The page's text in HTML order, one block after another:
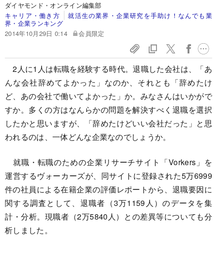
ダイヤモンド・オンライン編集部
キャリア・働き方
就活生の業界・企業研究を手助け！なんでも業
界・企業ランキング
2014年10月29日 0:14
会員限定
2人に1人は転職を経験する時代。退職した会社は、「あ
んな会社辞めてよかった」なのか、それとも「辞めたけ
ど、あの会社で働いてよかった」か。みなさんはいかがで
すか。多くの方はなんらかの問題を解決すべく退職を選択
したかと思いますが、「辞めたけどいい会社だった」と思
われるのは、一体どんな企業なのでしょうか。
就職・転職のための企業リサーチサイト「Vorkers」を
運営するヴォーカーズが、同サイトに登録された5万6999
件の社員による在籍企業の評価レポートから、退職要因に
関する調査として、退職者（3万1159人）のデータを集
計・分析。現職者（2万5840人）との差異等についても分
析しました。